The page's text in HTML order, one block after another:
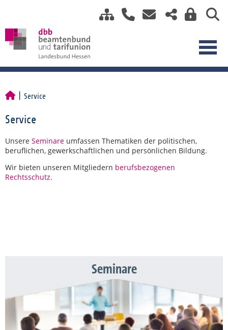
Service
Service
Unsere Seminare umfassen Thematiken der politischen,
beruflichen, gewerkschaftlichen und persönlichen Bildung.
Wir bieten unseren Mitgliedern berufsbezogenen
Rechtsschutz.
Seminare